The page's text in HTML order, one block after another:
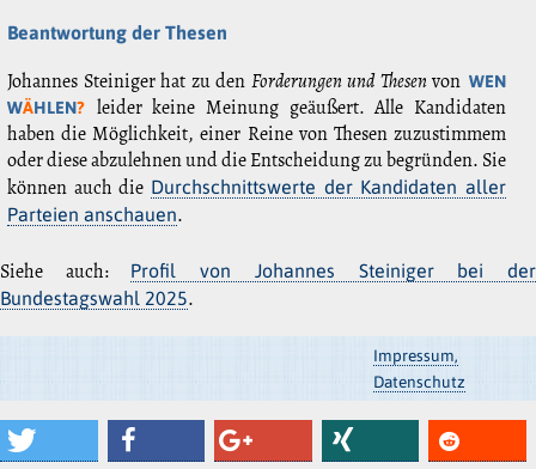
Beantwortung der Thesen
Johannes Steiniger hat zu den Forderungen und Thesenvon WEN
WÄHLEN?
leider keine Meinung geäußert. Alle Kandidaten
haben die Möglichkeit, einer Reine von Thesen zuzustimmem
oder diese abzulehnen und die Entscheidung zu begründen. Sie
können auch die Durchschnittswerte der Kandidaten aller
Parteien anschauen.
Siehe auch:
Profil von Johannes Steiniger bei der
Bundestagswahl 2025.
Impressum,
Datenschutz